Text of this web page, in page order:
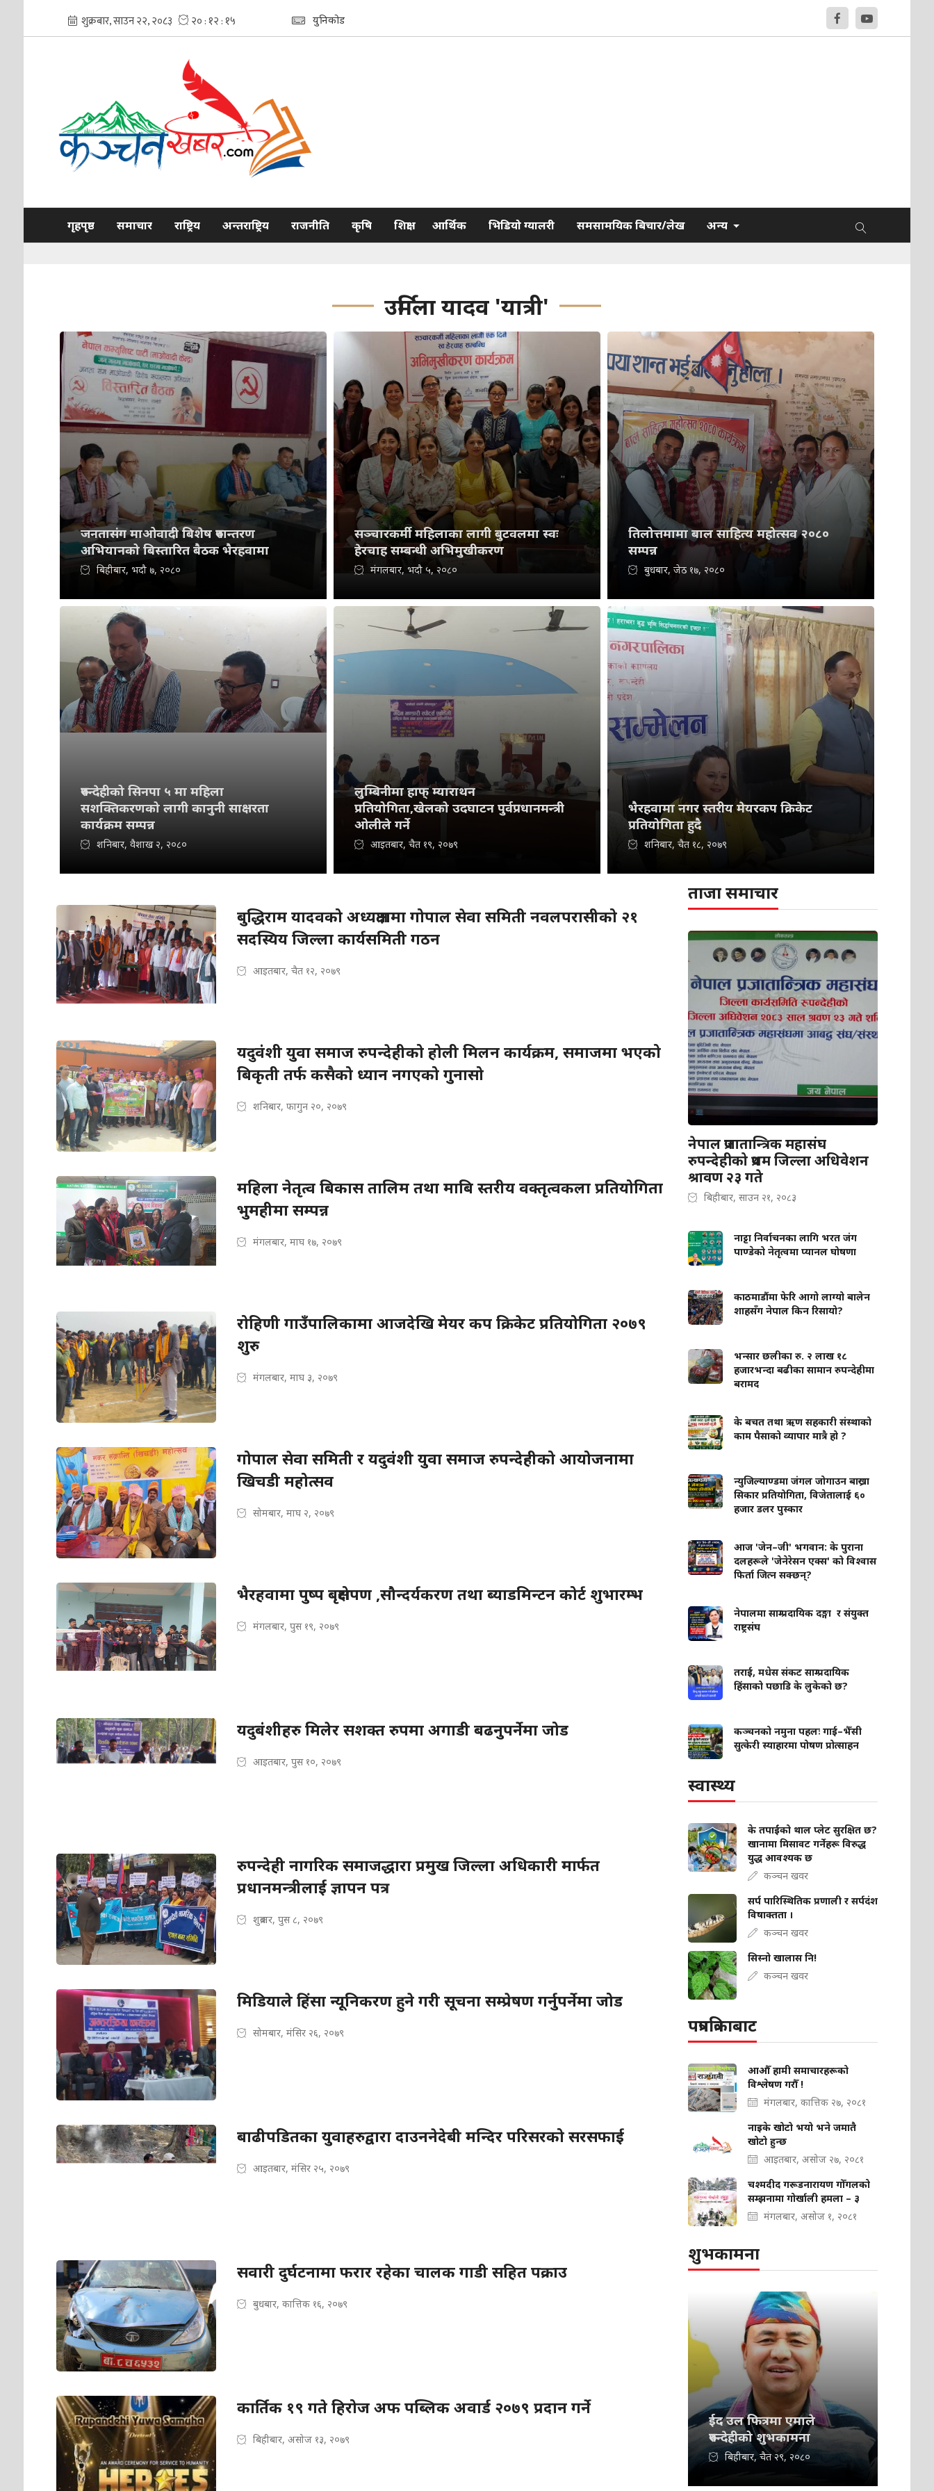
युनिकोड
गृहपृष्ठ समाचार राष्ट्रिय अन्तराष्ट्रिय राजनीति कृषि शिक्षा आर्थिक भिडियो ग्यालरी समसामयिक बिचार/लेख अन्य
उर्मिला यादव 'यात्री'
जनतासंग माओवादी बिशेष रुपान्तरण
अभियानको बिस्तारित बैठक भैरहवामा
बिहीबार, भदौ ७, २०८०
सञ्चारकर्मी महिलाका लागी बुटवलमा स्वः
हेरचाह सम्बन्धी अभिमुखीकरण
मंगलबार, भदौ ५, २०८०
तिलोत्तमामा बाल साहित्य महोत्सव २०८०
सम्पन्न
बुधबार, जेठ १७, २०८०
रुपन्देहीको सिनपा ५ मा महिला
सशक्तिकरणको लागी कानुनी साक्षरता
कार्यक्रम सम्पन्न
शनिबार, वैशाख २, २०८०
लुम्बिनीमा हाफ् म्याराथन
प्रतियोगिता,खेलको उदघाटन पुर्वप्रधानमन्त्री
ओलीले गर्ने
आइतबार, चैत १९, २०७९
भैरहवामा नगर स्तरीय मेयरकप क्रिकेट
प्रतियोगिता हुदै
शनिबार, चैत १८, २०७९
बुद्धिराम यादवको अध्यक्षतामा गोपाल सेवा समिती नवलपरासीको २१
सदस्यिय जिल्ला कार्यसमिती गठन
आइतबार, चैत १२, २०७९
यदुवंशी युवा समाज रुपन्देहीको होली मिलन कार्यक्रम, समाजमा भएको
बिकृती तर्फ कसैको ध्यान नगएको गुनासो
शनिबार, फागुन २०, २०७९
महिला नेतृत्व बिकास तालिम तथा माबि स्तरीय वक्तृत्वकला प्रतियोगिता
भुमहीमा सम्पन्न
मंगलबार, माघ १७, २०७९
रोहिणी गाउँपालिकामा आजदेखि मेयर कप क्रिकेट प्रतियोगिता २०७९
शुरु
मंगलबार, माघ ३, २०७९
गोपाल सेवा समिती र यदुवंशी युवा समाज रुपन्देहीको आयोजनामा
खिचडी महोत्सव
सोमबार, माघ २, २०७९
भैरहवामा पुष्प बृक्षरोपण ,सौन्दर्यकरण तथा ब्याडमिन्टन कोर्ट शुभारम्भ
मंगलबार, पुस १९, २०७९
यदुबंशीहरु मिलेर सशक्त रुपमा अगाडी बढनुपर्नेमा जोड
आइतबार, पुस १०, २०७९
रुपन्देही नागरिक समाजद्धारा प्रमुख जिल्ला अधिकारी मार्फत
प्रधानमन्त्रीलाई ज्ञापन पत्र
शुक्रबार, पुस ८, २०७९
मिडियाले हिंसा न्यूनिकरण हुने गरी सूचना सम्प्रेषण गर्नुपर्नेमा जोड
सोमबार, मंसिर २६, २०७९
बाढीपडितका युवाहरुद्वारा दाउननेदेबी मन्दिर परिसरको सरसफाई
आइतबार, मंसिर २५, २०७९
सवारी दुर्घटनामा फरार रहेका चालक गाडी सहित पक्राउ
बुधबार, कात्तिक १६, २०७९
कार्तिक १९ गते हिरोज अफ पब्लिक अवार्ड २०७९ प्रदान गर्ने
बिहीबार, असोज १३, २०७९
ताजा समाचार
नेपाल प्रजातान्त्रिक महासंघ
रुपन्देहीको प्रथम जिल्ला अधिवेशन
श्रावण २३ गते
बिहीबार, साउन २१, २०८३
नाट्टा निर्वाचनका लागि भरत जंग
पाण्डेको नेतृत्वमा प्यानल घोषणा
काठमाडौंमा फेरि आगो लाग्यो बालेन
शाहसँग नेपाल किन रिसायो?
भन्सार छलीका रु. २ लाख १८
हजारभन्दा बढीका सामान रुपन्देहीमा
बरामद
के बचत तथा ऋण सहकारी संस्थाको
काम पैसाको व्यापार मात्रै हो ?
न्युजिल्याण्डमा जंगल जोगाउन बाख्रा
सिकार प्रतियोगिता, विजेतालाई ६०
हजार डलर पुस्कार
आज 'जेन–जी' भगवान: के पुराना
दलहरूले 'जेनेरेसन एक्स' को विश्वास
फिर्ता जित्न सक्छन्?
नेपालमा साम्प्रदायिक दङ्गा र संयुक्त
राष्ट्रसंघ
तराई, मधेस संकट साम्प्रदायिक
हिंसाको पछाडि के लुकेको छ?
कञ्चनको नमुना पहलः गाई–भैँसी
सुत्केरी स्याहारमा पोषण प्रोत्साहन
स्वास्थ्य
के तपाईंको थाल प्लेट सुरक्षित छ?
खानामा मिसावट गर्नेहरू विरुद्ध
युद्ध आवश्यक छ
कञ्चन खवर
सर्प पारिस्थितिक प्रणाली र सर्पदंश
विषाक्तता ।
कञ्चन खवर
सिस्नो खालास नि!
कञ्चन खवर
पत्रपत्रिकाबाट
आऔँ हामी समाचारहरूको
विश्लेषण गरौँ !
मंगलबार, कात्तिक २७, २०८१
नाइके खोटो भयो भने जमातै
खोटो हुन्छ
आइतबार, असोज २७, २०८१
चश्मदीद गरूडनारायण गोँगलको
सम्झनामा गोर्खाली हमला – ३
मंगलबार, असोज १, २०८१
शुभकामना
ईद उल फित्रमा एमाले
रुपन्देहीको शुभकामना
बिहीबार, चैत २९, २०८०